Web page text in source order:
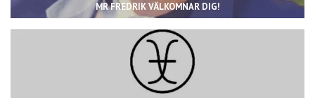
MR FREDRIK VÄLKOMNAR DIG!